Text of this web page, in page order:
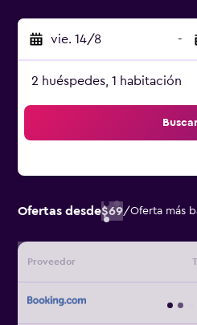
vie. 14/8 -
2 huéspedes, 1 habitación
Buscar
Ofertas desde$69/Oferta más
Proveedor